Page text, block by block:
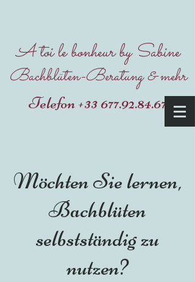
A toi le bonheur by Sabine
Bachblüten-Beratung & mehr
Telefon+33 677.92.84.67
Möchten Sie lernen,
Bachblüten
selbstständig zu
nutzen?